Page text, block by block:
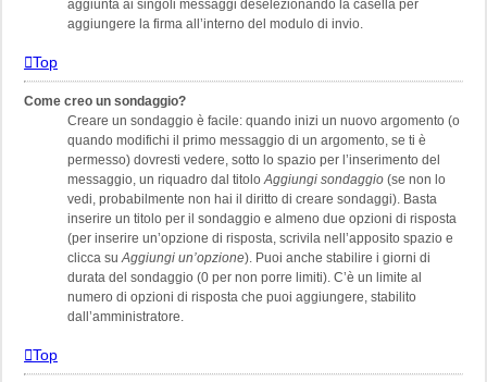
aggiunta ai singoli messaggi deselezionando la casella per
aggiungere la firma all’interno del modulo di invio.
Top
Come creo un sondaggio?
Creare un sondaggio è facile: quando inizi un nuovo argomento (o
quando modifichi il primo messaggio di un argomento, se ti è
permesso) dovresti vedere, sotto lo spazio per l’inserimento del
messaggio, un riquadro dal titolo Aggiungi sondaggio (se non lo
vedi, probabilmente non hai il diritto di creare sondaggi). Basta
inserire un titolo per il sondaggio e almeno due opzioni di risposta
(per inserire un’opzione di risposta, scrivila nell’apposito spazio e
clicca su Aggiungi un’opzione). Puoi anche stabilire i giorni di
durata del sondaggio (0 per non porre limiti). C’è un limite al
numero di opzioni di risposta che puoi aggiungere, stabilito
dall’amministratore.
Top